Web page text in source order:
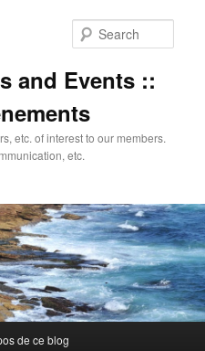
and Events ::
etc. of interest to our members.
etc.
de ce blog